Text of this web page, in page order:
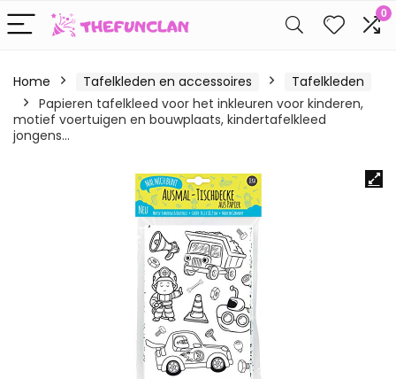
0
Home Tafelkleden en accessoires
Tafelkleden
Papieren tafelkleed voor het inkleuren voor kinderen,
motief voertuigen en bouwplaats, kindertafelkleed
jongens…